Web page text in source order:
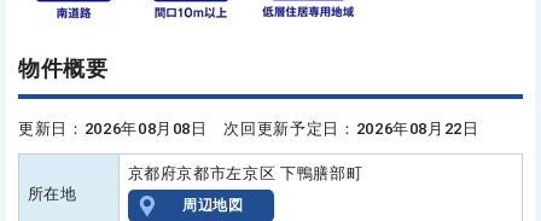
物件概要
更新日：2026年08月08日 次回更新予定日：2026年08月22日
所在地
京都府京都市左京区 下鴨膳部町
周辺地図